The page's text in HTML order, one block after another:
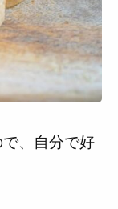
、自分で好